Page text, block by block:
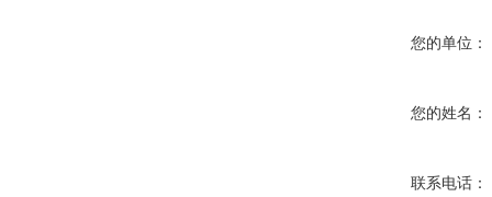
您的单位：
您的姓名：
联系电话：